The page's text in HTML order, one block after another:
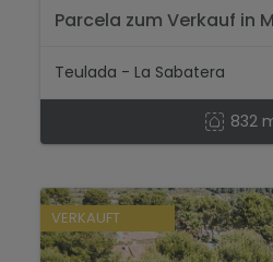
Parcela zum Verkauf in
Teulada - La Sabatera
832
VERKAUFT